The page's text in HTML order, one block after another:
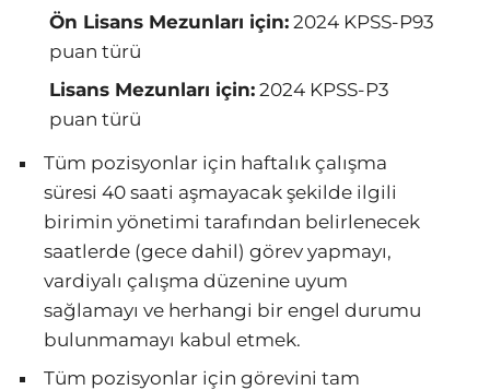
Ön Lisans Mezunları için: 2024 KPSS-P93
puan türü
Lisans Mezunları için: 2024 KPSS-P3
puan türü
Tüm pozisyonlar için haftalık çalışma
süresi 40 saati aşmayacak şekilde ilgili
birimin yönetimi tarafından belirlenecek
saatlerde (gece dahil) görev yapmayı,
vardiyalı çalışma düzenine uyum
sağlamayı ve herhangi bir engel durumu
bulunmamayı kabul etmek.
Tüm pozisyonlar için görevini tam